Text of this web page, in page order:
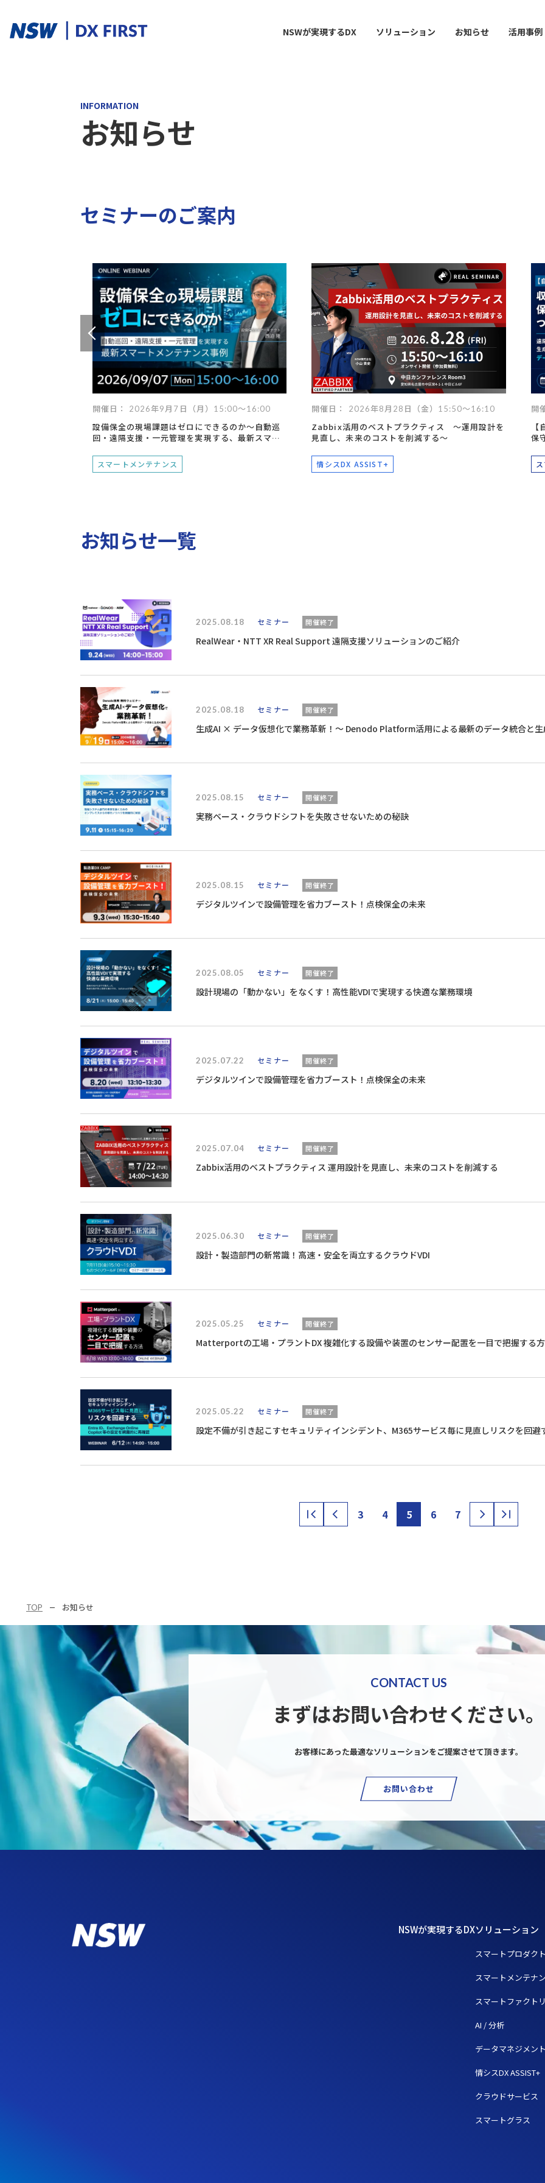
NSWが実現するDX ソリューション
ソリューションカテゴリ
スマートプロダクトスマートメンテナンス
課題からさがす
設備点検・監視現場支援異常検知デジタル化データ活用 自動化社内インフラシステム運用デバイス管理
技術からさがす
デジタルツインロボット最適化 IoTAIRPAスマートグラスデータマネジメントクラウドセキュリティネットワークデータセンター ビッ
お知らせ 活用事例
INFORMATION
お知らせ
セミナーのご案内
開催日： 2026年9月7日（月）15:00～16:00
設備保全の現場課題はゼロにできるのか～自動巡
回・遠隔支援・一元管理を実現する、最新スマー
スマートメンテナンス
開催日： 2026年8月28日（金）15:50～16:10
Zabbix活用のベストプラクティス ～運用設計を
見直し、未来のコストを削減する～
情シスDX ASSIST+
開
保
お知らせ一覧
2025.08.18 セミナー 開催終了
RealWear・NTT XR Real Support 遠隔支援ソリューションのご紹介
2025.08.18 セミナー 開催終了
生成AI × データ仮想化で業務革新！〜 Denodo Platform活用による最新のデータ統合と生
2025.08.15 セミナー 開催終了
実務ベース・クラウドシフトを失敗させないための秘訣
2025.08.15 セミナー 開催終了
デジタルツインで設備管理を省力ブースト！点検保全の未来
2025.08.05 セミナー 開催終了
設計現場の「動かない」をなくす！高性能VDIで実現する快適な業務環境
2025.07.22 セミナー 開催終了
デジタルツインで設備管理を省力ブースト！点検保全の未来
2025.07.04 セミナー 開催終了
Zabbix活用のベストプラクティス 運用設計を見直し、未来のコストを削減する
2025.06.30 セミナー 開催終了
設計・製造部門の新常識！高速・安全を両立するクラウドVDI
2025.05.25 セミナー 開催終了
Matterportの工場・プラントDX 複雑化する設備や装置のセンサー配置を一目で把握する
2025.05.22 セミナー 開催終了
設定不備が引き起こすセキュリティインシデント、M365サービス毎に見直しリスクを回避
3 4 5 6 7
TOP お知らせ
CONTACT US
まずはお問い合わせください。
お客様にあった最適なソリューションをご提案させて頂きます。
お問い合わせ
NSWが実現するDXソリューション
スマートプロダク
スマートメンテナ
スマートファクト
AI / 分析
データマネジメン
情シスDX ASSIST+
クラウドサービス
スマートグラス